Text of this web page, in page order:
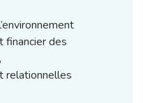
financier des
relationnelles